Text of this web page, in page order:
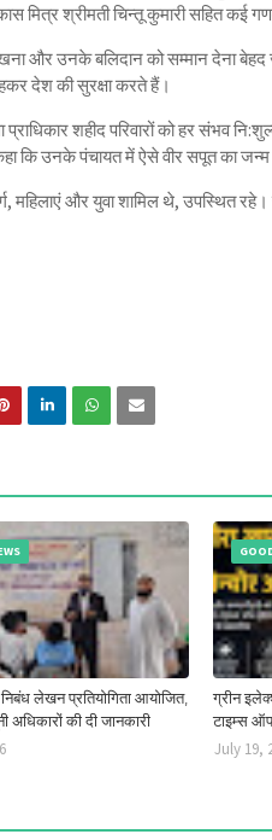
मित्र श्रीमती चिन्तू कुमारी सहित कई
और उनके बलिदान को सम्मान देना
देश की सुरक्षा करते हैं।
शहीद परिवारों को हर संभव
कि उनके पंचायत में ऐसे वीर सपूत का जन्म
महिलाएं और युवा शामिल थे, उपस्थित
लेखन प्रतियोगिता आयोजित,
अधिकारों की दी जानकारी
ग्रीन
टाइम्स ऑफ
July 19,